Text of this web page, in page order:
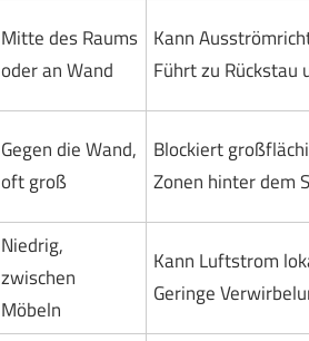
Mitte des Raums
oder an Wand
Kann
Führt zu Rückstau
Gegen die Wand,
oft groß
Blockiert
Zonen hinter dem
Niedrig,
zwischen
Möbeln
Kann Luftstrom
Geringe